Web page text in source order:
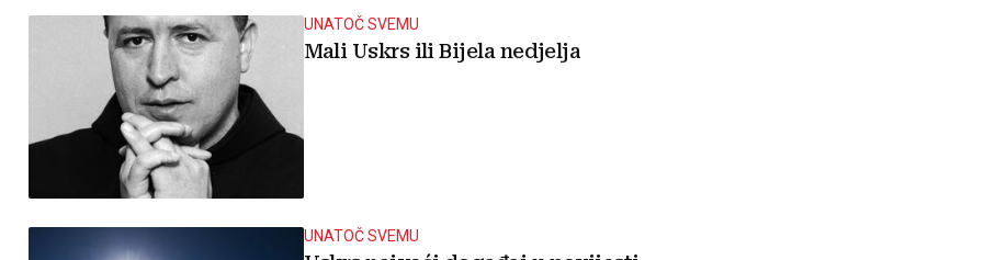
UNATOČ SVEMU
Mali Uskrs ili Bijela nedjelja
UNATOČ SVEMU